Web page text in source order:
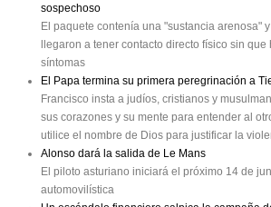
sospechoso
El paquete contenía una "sustancia arenosa"
llegaron a tener contacto directo físico sin
síntomas
El Papa termina su primera peregrinación a
Francisco insta a judíos, cristianos y
sus corazones y su mente para entender al
utilice el nombre de Dios para justificar la
Alonso dará la salida de Le Mans
El piloto asturiano iniciará el próximo 14 de
automovilística